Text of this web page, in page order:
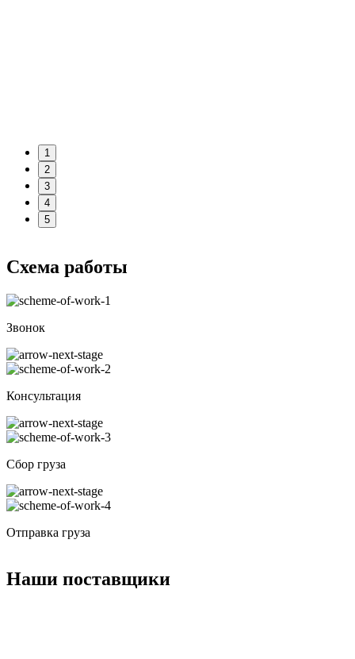
1
2
3
4
5
Схема работы
Звонок
Консультация
Сбор груза
Отправка груза
Наши поставщики